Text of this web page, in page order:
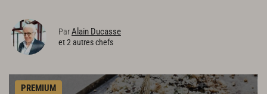
ParAlain Ducasse
et 2 autres chefs
PREMIUM